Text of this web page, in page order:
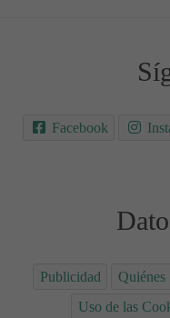
Facebook
Publicidad Quiénes
Uso de las